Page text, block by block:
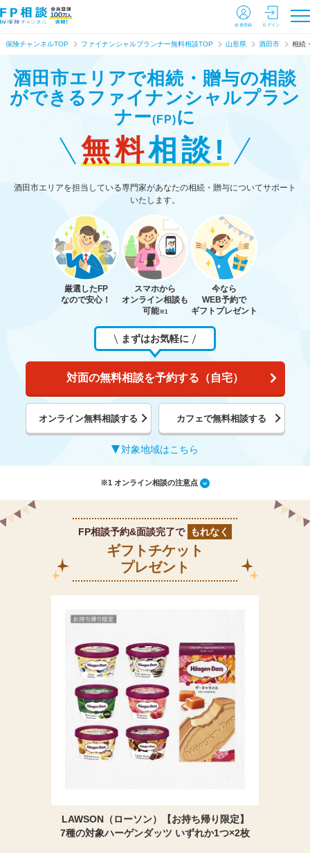
会員登録 ログイン
保険チャンネルTOP ファイナンシャルプランナー無料相談TOP 山形県 酒田市 相続
酒田市エリアで相続・贈与の相談
ができる ファイナンシャルプラン
ナー(FP)に
無料相談!
酒田市エリアを担当している専門家があなたの相続・贈与についてサポート
いたします。
厳選したFP
なので安心！
スマホから
オンライン相談も
可能※1
今なら
WEB予約で
ギフトプレゼント
まずはお気軽に
対面の無料相談を予約する（自宅）
オンライン無料相談する カフェで無料相談する
対象地域はこちら
※1 オンライン相談の注意点
FP相談予約&面談完了で もれなく
ギフトチケット
プレゼント
LAWSON（ローソン）【お持ち帰り限定】
7種の対象ハーゲンダッツ いずれか1つ×2枚